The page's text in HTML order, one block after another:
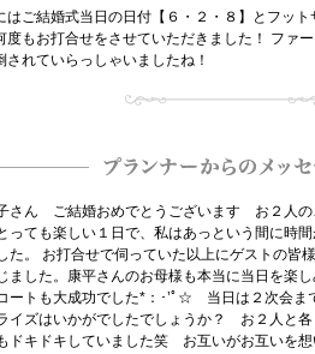
ご結婚式当日の日付【６・２・８】とフット
度もお打合せをさせていただきました！ ファ
れていらっしゃいましたね！
さん ご結婚おめでとうございます お２人の
っても楽しい１日で、私はあっという間に時
た。 お打合せで伺っていた以上にゲストの皆
ました。康平さんのお母様も本当に当日を楽
ートも大成功でした*：･’ﾟ☆ 当日は２次会ま
イズはいかがでしたでしょうか？ お２人と
ドキドキしていました笑 お互いがお互いを